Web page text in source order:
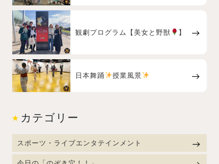
観劇プログラム【美女と野獣 】
日本舞踊 授業風景
カテゴリー
スポーツ・ライブエンタテインメント